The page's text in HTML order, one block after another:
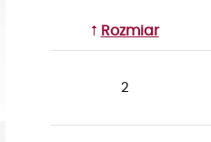
Rozmiar
2